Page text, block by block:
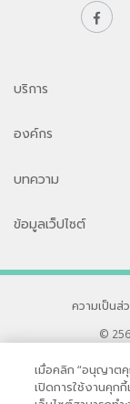
บริการ
องค์กร
บทความ
ข้อมูลเว็ปไซต์
ความเป็นส่
©
33 สุขุมวิท ซ
หากท่านมีข้
เมื่อคลิก “อนุญาต
เปิดการใช้งานคุก